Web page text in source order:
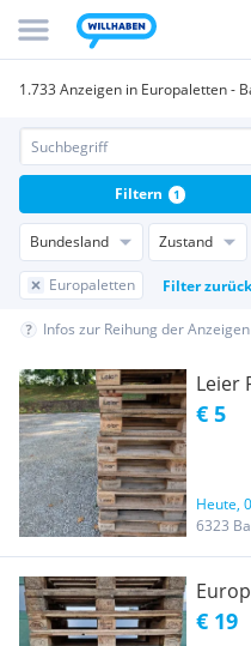
1.733 Anzeigen in Europaletten -
Bundesland Zustand
Europaletten Filter
Filtern 1
Infos zur Reihung der Anzeigen
Leier
€ 5
Heute,
6323
€ 19